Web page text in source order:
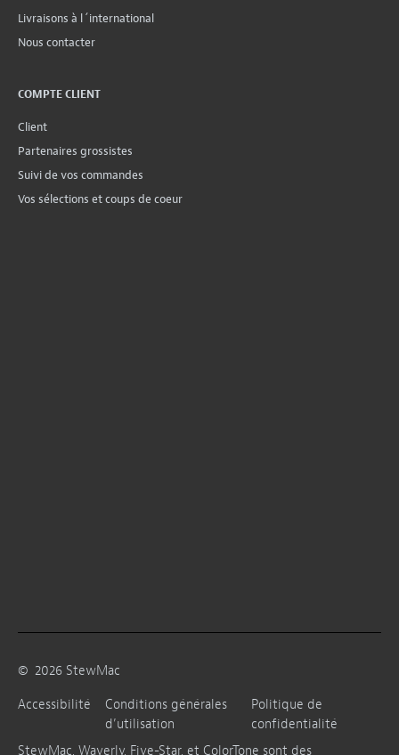
Livraisons à l´international
Nous contacter
COMPTE CLIENT
Client
Partenaires grossistes
Suivi de vos commandes
Vos sélections et coups de coeur
© 2026 StewMac
Accessibilité
Conditions générales
d’utilisation
Politique de
confidentialité
StewMac, Waverly, Five-Star, et ColorTone sont des